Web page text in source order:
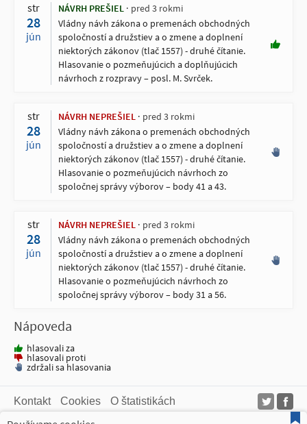
str
28
jún
NÁVRH PREŠIEL
pred 3 rokmi
Vládny návh zákona o premenách obchodných
spoločností a družstiev a o zmene a doplnení
niektorých zákonov (tlač 1557) - druhé čítanie.
Hlasovanie o pozmeňujúcich a doplňujúcich
návrhoch z rozpravy – posl. M. Svrček.
str
28
jún
NÁVRH NEPREŠIEL
pred 3 rokmi
Vládny návh zákona o premenách obchodných
spoločností a družstiev a o zmene a doplnení
niektorých zákonov (tlač 1557) - druhé čítanie.
Hlasovanie o pozmeňujúcich návrhoch zo
spoločnej správy výborov – body 41 a 43.
str
28
jún
NÁVRH NEPREŠIEL
pred 3 rokmi
Vládny návh zákona o premenách obchodných
spoločností a družstiev a o zmene a doplnení
niektorých zákonov (tlač 1557) - druhé čítanie.
Hlasovanie o pozmeňujúcich návrhoch zo
spoločnej správy výborov – body 31 a 56.
Nápoveda
hlasovali za
hlasovali proti
zdržali sa hlasovania
Kontakt Cookies O štatistikách
Web AKOHLASOVALI.sk čerpá dáta z verejne dostupných zdrojov. Takto